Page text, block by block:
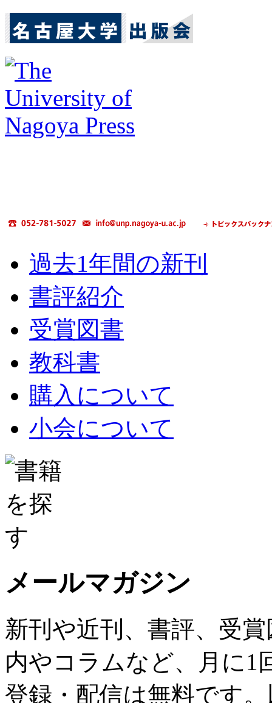
過去1年間の新刊
書評紹介
受賞図書
教科書
購入について
小会について
メールマガジン
新刊や近刊、書評、受
内やコラムなど、月に1
登録・配信は無料です